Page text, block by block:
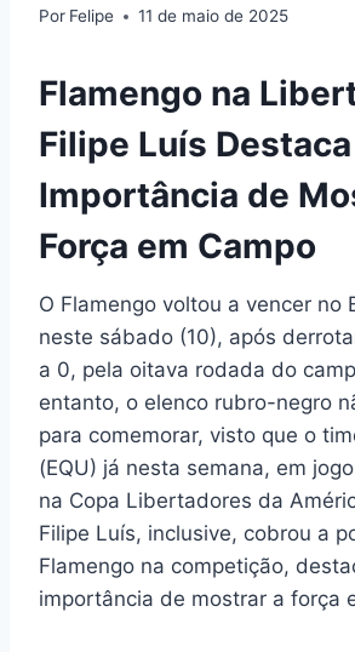
Por Felipe 11 de maio de 2025
Flamengo na
Filipe Luís
Importância de
Força em Campo
O Flamengo voltou a vencer no
neste sábado (10), após
a 0, pela oitava rodada do
entanto, o elenco rubro-negro
para comemorar, visto que o
(EQU) já nesta semana, em
na Copa Libertadores da
Filipe Luís, inclusive, cobrou a
Flamengo na competição,
importância de mostrar a força